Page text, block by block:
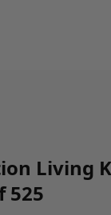
Living
525